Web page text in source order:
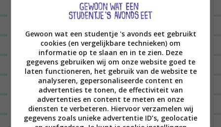
Goedemorgen fijne mensen! Wie heeft er zin in
vegan plaattaart? Deze week ben ik lekker veel
veganistisch aan het koken uit het boek Vegan
voor iedereen...Lees verder
Gewoon wat een studentje 's avonds eet gebruikt
cookies (en vergelijkbare technieken) om
informatie op te slaan en in te zien. Deze
gegevens gebruiken wij om onze website goed te
laten functioneren, het gebruik van de website te
analyseren, gepersonaliseerde content en
advertenties te tonen, de effectiviteit van
advertenties en content te meten en onze
diensten te verbeteren. Hiervoor verzamelen wij
gegevens zoals unieke advertentie ID’s, geolocatie